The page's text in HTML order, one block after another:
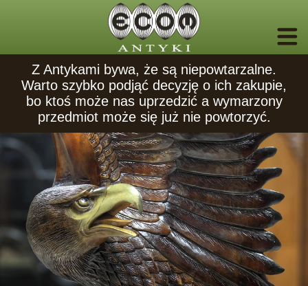
Z Antykami bywa, że są niepowtarzalne.
Warto szybko podjąć decyzję o ich zakupie,
bo ktoś może nas uprzedzić a wymarzony
przedmiot może się już nie powtorzyć.